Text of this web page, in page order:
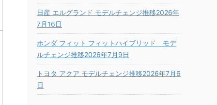
日産 エルグランド モデルチェンジ推移2026年
7月16日
ホンダ フィット フィットハイブリッド モデ
ルチェンジ推移2026年7月9日
トヨタ アクア モデルチェンジ推移2026年7月6
日